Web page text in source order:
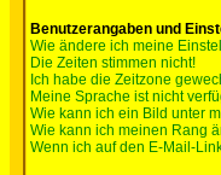
Benutzerangaben und
Wie ändere ich meine
Die Zeiten stimmen nicht!
Ich habe die Zeitzone
Meine Sprache ist nicht
Wie kann ich ein Bild unter
Wie kann ich meinen Rang
Wenn ich auf den E-Mail-